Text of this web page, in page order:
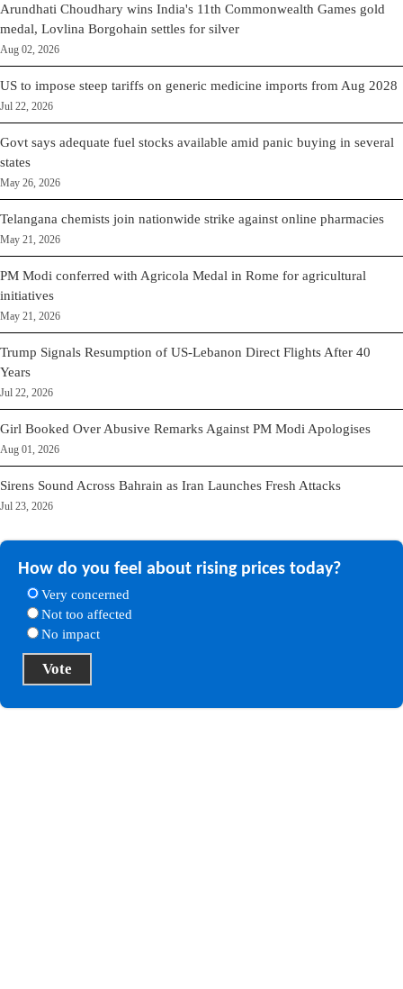
Arundhati Choudhary wins India's 11th Commonwealth Games gold
medal, Lovlina Borgohain settles for silver
Aug 02, 2026
US to impose steep tariffs on generic medicine imports from Aug 2028
Jul 22, 2026
Govt says adequate fuel stocks available amid panic buying in several
states
May 26, 2026
Telangana chemists join nationwide strike against online pharmacies
May 21, 2026
PM Modi conferred with Agricola Medal in Rome for agricultural
initiatives
May 21, 2026
Trump Signals Resumption of US-Lebanon Direct Flights After 40
Years
Jul 22, 2026
Girl Booked Over Abusive Remarks Against PM Modi Apologises
Aug 01, 2026
Sirens Sound Across Bahrain as Iran Launches Fresh Attacks
Jul 23, 2026
How do you feel about rising prices today?
Very concerned
Not too affected
No impact